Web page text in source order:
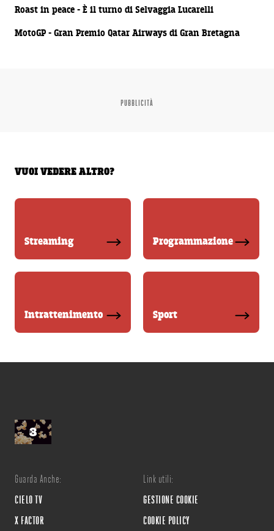
Roast in peace - È il turno di Selvaggia Lucarelli
MotoGP - Gran Premio Qatar Airways di Gran Bretagna
PUBBLICITÀ
VUOI VEDERE ALTRO?
Streaming Programmazione
Intrattenimento Sport
Guarda Anche:
CIELO TV
X FACTOR
Link utili:
GESTIONE COOKIE
COOKIE POLICY